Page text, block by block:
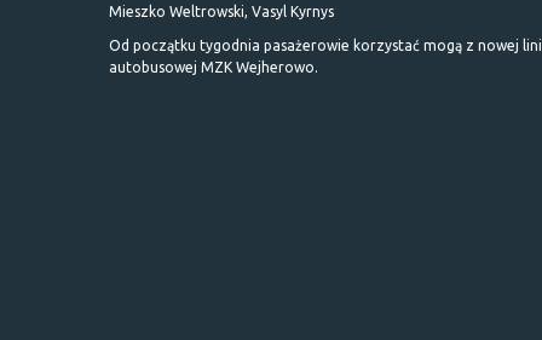
Mieszko Weltrowski, Vasyl Kyrnys
Od początku tygodnia pasażerowie korzystać mogą z nowej
autobusowej MZK Wejherowo.